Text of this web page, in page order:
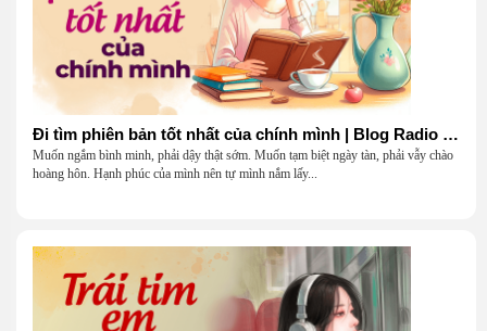
Đi tìm phiên bản tốt nhất của chính mình | Blog Radio 903
Muốn ngắm bình minh, phải dậy thật sớm. Muốn tạm biệt ngày tàn, phải vẫy chào
hoàng hôn. Hạnh phúc của mình nên tự mình nắm lấy...